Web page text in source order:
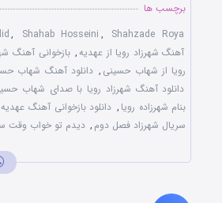
برچسب ها
, Shahab Hosseini , Shahzade Roya
آهنگ شهرزاد رویا از عهدیه, بازخوانی آهنگ
رویا از شهاب حسینی , دانلود آهنگ شهاب
دانلود آهنگ شهرزاد رویا با صدای شهاب
بنام شهرزاده رویا , دانلود بازخوانی آهنگ
سریال شهرزاد فصل دوم , دیدم تو خواب وقت